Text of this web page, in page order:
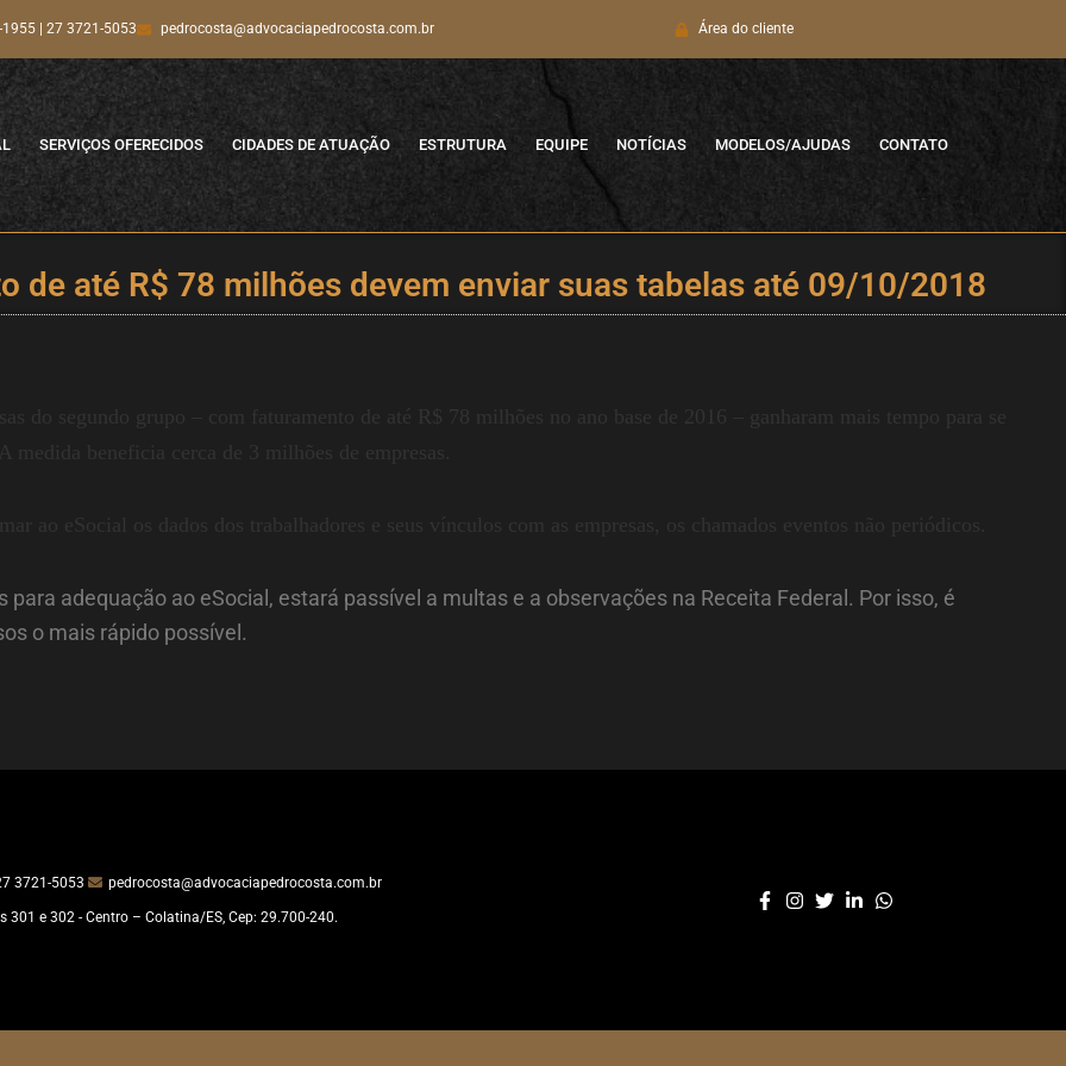
| 27 3721-5053 pedrocosta@advocaciapedrocosta.com.br Área do cliente
SERVIÇOS OFERECIDOS CIDADES DE ATUAÇÃO ESTRUTURA EQUIPE NOTÍCIAS MODELOS/AJUDAS CONTATO
de até R$ 78 milhões devem enviar suas tabelas até 09/10/2018
adequação ao eSocial, estará passível a multas e a observações na Receita Federal. Por isso, é
o mais rápido possível.
3721-5053 pedrocosta@advocaciapedrocosta.com.br
301 e 302 - Centro – Colatina/ES, Cep: 29.700-240.